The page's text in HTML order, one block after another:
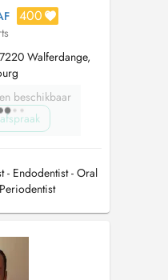
400
Walferdange,
beschikbaar
- Endodentist - Oral